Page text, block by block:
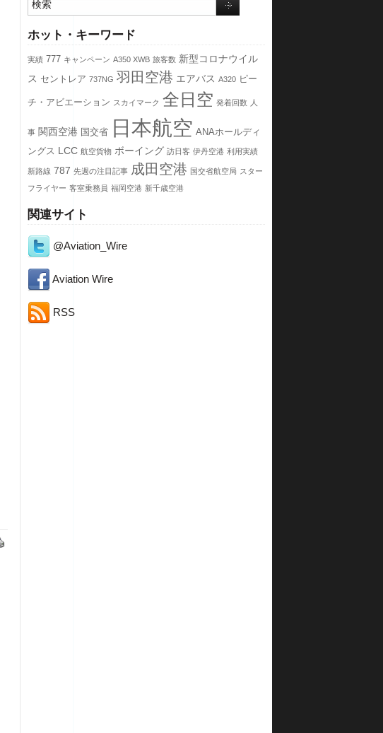
ホット・キーワード
実績 777 キャンペーン A350 XWB 旅客数 新型コロナウイル
ス セントレア 737NG 羽田空港 エアバス A320 ピー
チ・アビエーション スカイマーク 全日空 発着回数 人
事 関西空港 国交省 日本航空 ANAホールディ
ングス LCC 航空貨物 ボーイング 訪日客 伊丹空港 利用実績
新路線 787 先週の注目記事 成田空港 国交省航空局 スター
フライヤー 客室乗務員 福岡空港 新千歳空港
関連サイト
@Aviation_Wire
Aviation Wire
RSS